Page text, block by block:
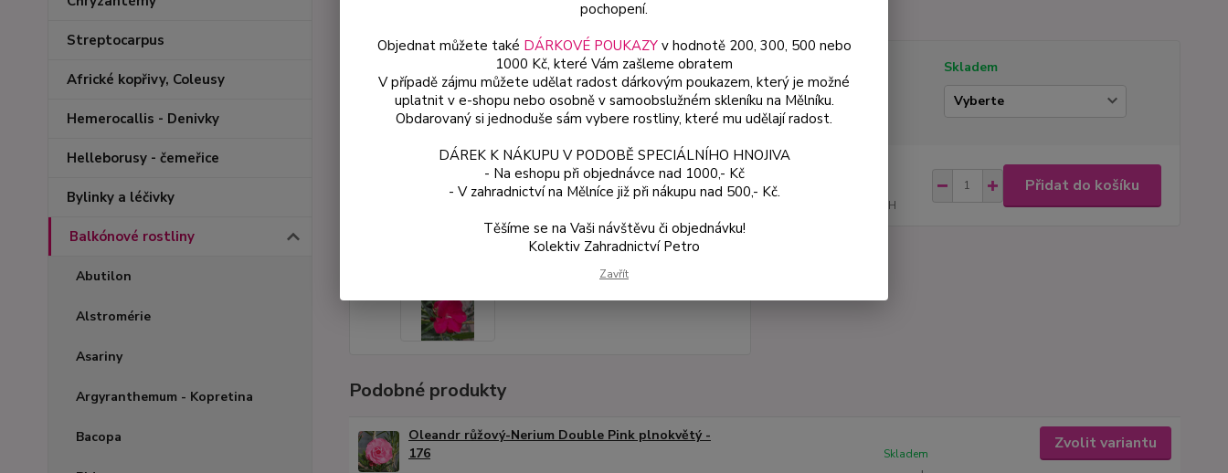
Streptocarpus
Africké kopřivy, Coleusy
Hemerocallis - Denivky
Helleborusy - čemeřice
Bylinky a léčivky
Balkónové rostliny
Abutilon
Alstromérie
Asariny
Argyranthemum - Kopretina
Bacopa
Skladem
Varianta
bez DPH
Přidat do košíku
Podobné produkty
Oleandr růžový-Nerium Double Pink plnokvětý -
176
Skladem
Zvolit variantu
pochopení.
Objednat můžete také DÁRKOVÉ POUKAZYv hodnotě 200, 300, 500 nebo
1000 Kč, které Vám zašleme obratem
V případě zájmu můžete udělat radost dárkovým poukazem, který je možné
uplatnit v e-shopu nebo osobně v samoobslužném skleníku na Mělníku.
Obdarovaný si jednoduše sám vybere rostliny, které mu udělají radost.
DÁREK K NÁKUPU V PODOBĚ SPECIÁLNÍHO HNOJIVA
- Na eshopu při objednávce nad 1000,- Kč
- V zahradnictví na Mělníce již při nákupu nad 500,- Kč.
Těšíme se na Vaši návštěvu či objednávku!
Kolektiv Zahradnictví Petro
Zavřít